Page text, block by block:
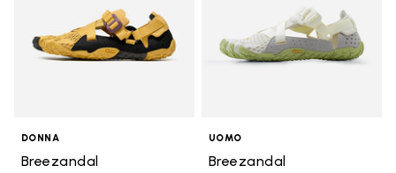
DONNA
Breezandal
UOMO
Breezandal